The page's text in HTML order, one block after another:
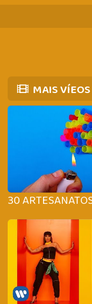
MAIS VÍEOS
30